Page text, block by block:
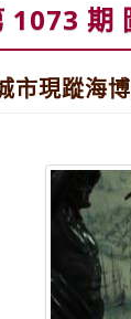
1073 期
市現蹤海